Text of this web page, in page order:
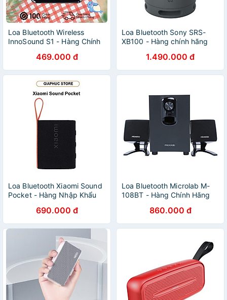
Loa Bluetooth Wireless
InnoSound S1 - Hàng Chính
469.000 đ
Loa Bluetooth Sony SRS-
XB100 - Hàng chính hãng
1.490.000 đ
Loa Bluetooth Xiaomi Sound
Pocket - Hàng Nhập Khẩu
690.000 đ
Loa Bluetooth Microlab M-
108BT - Hàng Chính Hãng
860.000 đ